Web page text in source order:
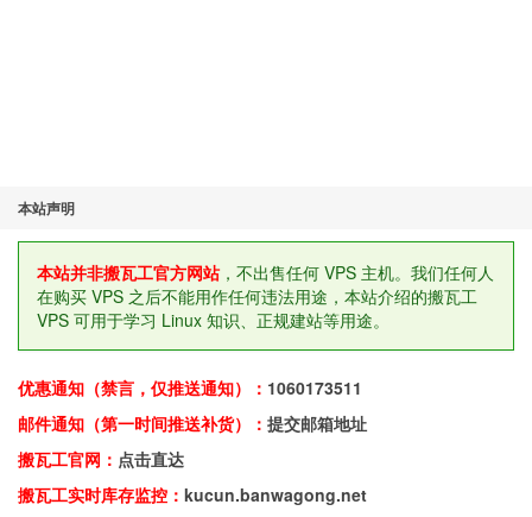
本站声明
本站并非搬瓦工官方网站，不出售任何 VPS 主机。我们任何人
在购买 VPS 之后不能用作任何违法用途，本站介绍的搬瓦工
VPS 可用于学习 Linux 知识、正规建站等用途。
优惠通知（禁言，仅推送通知）： 1060173511
邮件通知（第一时间推送补货）： 提交邮箱地址
搬瓦工官网： 点击直达
搬瓦工实时库存监控： kucun.banwagong.net